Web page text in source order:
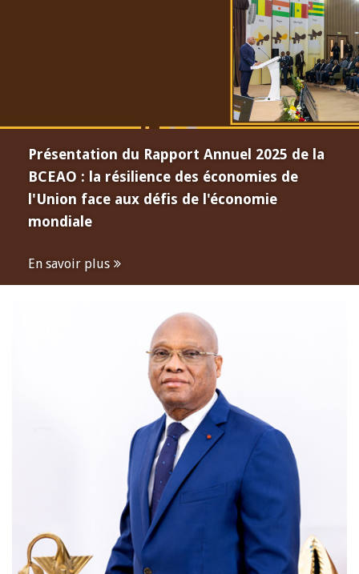
Présentation du Rapport Annuel 2025 de la
BCEAO : la résilience des économies de
l'Union face aux défis de l'économie
mondiale
En savoir plus